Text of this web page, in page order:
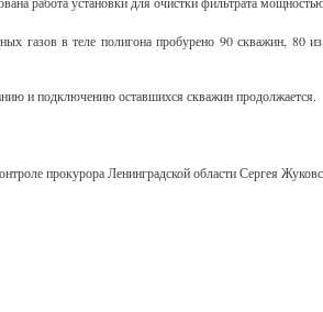
газов в теле полигона пробурено 90 скважин, 80
и подключению оставшихся скважин продолжается.
прокурора Ленинградской области Сергея